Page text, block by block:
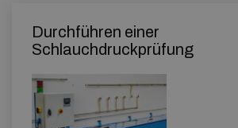
Durchführen einer
Schlauchdruckprüfung